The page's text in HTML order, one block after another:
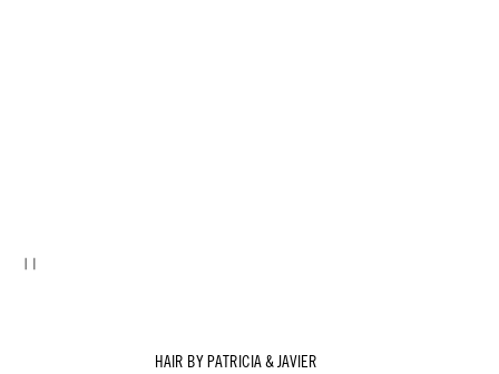
HAIR BY PATRICIA & JAVIER